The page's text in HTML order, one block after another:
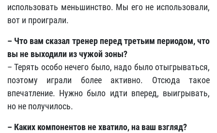
использовать меньшинство. Мы его не использовали,
вот и проиграли.
– Что вам сказал тренер перед третьим периодом, что
вы не выходили из чужой зоны?
– Терять особо нечего было, надо было отыгрываться,
поэтому играли более активно. Отсюда такое
впечатление. Нужно было идти вперед, выигрывать,
но не получилось.
– Каких компонентов не хватило, на ваш взгляд?